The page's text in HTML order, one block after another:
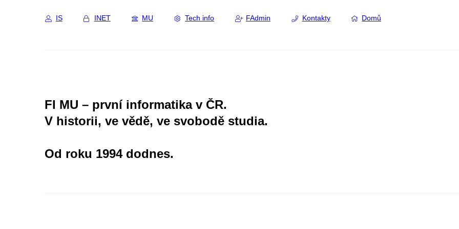
IS INET MU Tech info FAdmin Kontakty Domů
FI MU – první informatika v ČR.
V historii, ve vědě, ve svobodě studia.
Od roku 1994 dodnes.